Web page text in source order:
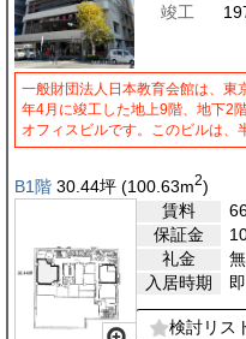
竣工
一般財団法人日本教育会館は、東
年4月に竣工した地上9階、地下2
オフィスビルです。このビルは
B1階 30.44坪 (100.63m2)
賃料
保証金
礼金
無
入居時期
検討リス